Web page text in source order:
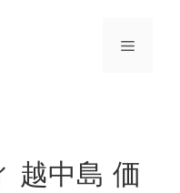
メ
越中島 価